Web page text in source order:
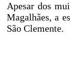
Apesar dos
Magalhães, a
São Clemente.